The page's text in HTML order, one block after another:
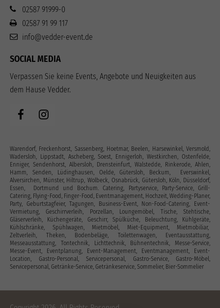
02587 91999-0
02587 91 99 117
info@vedder-event.de
SOCIAL MEDIA
Verpassen Sie keine Events, Angebote und Neuigkeiten aus
dem Hause Vedder.
Warendorf, Freckenhorst, Sassenberg, Hoetmar, Beelen, Harsewinkel, Versmold,
Wadersloh, Lippstadt, Ascheberg, Soest, Ennigerloh, Westkirchen, Ostenfelde,
Enniger, Sendenhorst, Albersloh, Drensteinfurt, Walstedde, Rinkerode, Ahlen,
Hamm, Senden, Lüdinghausen, Oelde, Gütersloh, Beckum, Everswinkel,
Alversirchen, Münster, Hiltrup, Wolbeck, Osnabrück, Gütersloh, Köln, Düsseldorf,
Essen, Dortmund und Bochum. Catering, Partyservice, Party-Service, Grill-
Catering, Flying-Food, Finger-Food, Eventmanagement, Hochzeit, Wedding-Planer,
Party, Geburtstagfeier, Tagungen, Business-Event, Non-Food-Catering, Event-
Vermietung, Geschirrverleih, Porzellan, Loungemöbel, Tische, Stehtische,
Gläserverleih, Küchengeräte, Geschirr, Spülküche, Beleuchtung, Kühlgeräte,
Kühlschränke, Spühlwagen, Mietmöbel, Miet-Equipment, Mietmobiliar,
Zeltverleih, Theken, Bodenbeläge, Toilettenwagen, Eventausstattung‎,
Messeausstattung, Tontechnik, Lichttechnik, Bühnentechnik, Messe-Service,
Messe-Event, Eventplanung, Event-Management, Eventmanagement, Event-
Location, Gastro-Personal, Servicepersonal, Gastro-Service, Gastro-Möbel,
Servicepersonal, Getränke-Service, Getränkeservice, Sommelier, Bier-Sommelier